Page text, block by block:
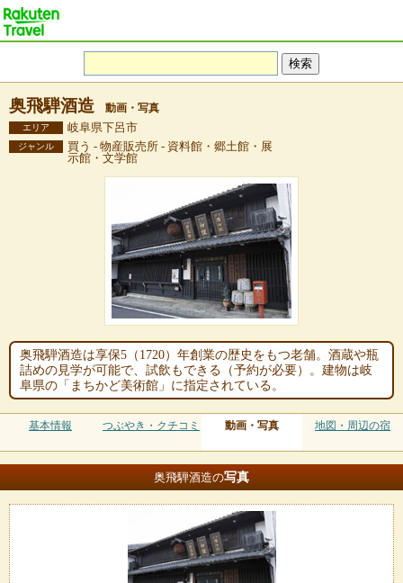
奥飛騨酒造 動画・写真
エリア 岐阜県下呂市
ジャンル
買う - 物産販売所 - 資料館・郷土館・展
示館・文学館
奥飛騨酒造は享保5（1720）年創業の歴史をもつ老舗。酒蔵や瓶
詰めの見学が可能で、試飲もできる（予約が必要）。建物は岐
阜県の「まちかど美術館」に指定されている。
基本情報 つぶやき・クチコミ 動画・写真 地図・周辺の宿
奥飛騨酒造の写真